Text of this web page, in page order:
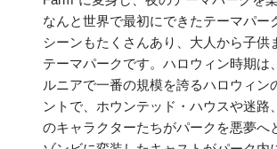
なんと世界で最初にできたテーマパー
シーンもたくさんあり、大人から子供
テーマパークです。ハロウィン時期は
ルニアで一番の規模を誇るハロウィン
ントで、ホウンテッド・ハウスや迷路
のキャラクターたちがパークを悪夢へ